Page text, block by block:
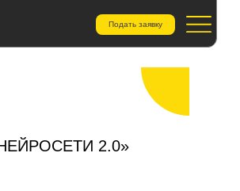
Подать заявку
2.0»